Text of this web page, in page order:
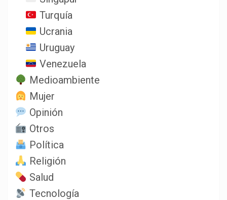
Turquía
Ucrania
Uruguay
Venezuela
Medioambiente
Mujer
Opinión
Otros
Política
Religión
Salud
Tecnología